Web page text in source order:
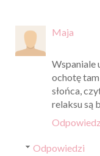
Maja
Wspaniale
ochotę
słońca,
relaksu są
Odpowiedz
Odpowiedzi